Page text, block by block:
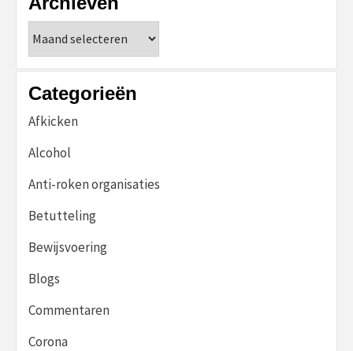
Categorieën
Afkicken
Alcohol
Anti-roken organisaties
Betutteling
Bewijsvoering
Blogs
Commentaren
Corona